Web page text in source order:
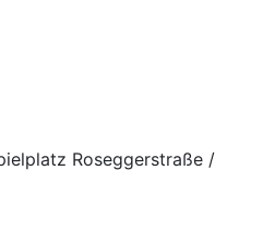
Roseggerstraße /